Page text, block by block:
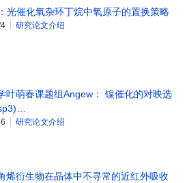
光催化氧杂环丁烷中氧原子的置换策略
研究论文介绍
叶萌春课题组Angew： 镍催化的对映选
研究论文介绍
烯衍生物在晶体中不寻常的近红外吸收